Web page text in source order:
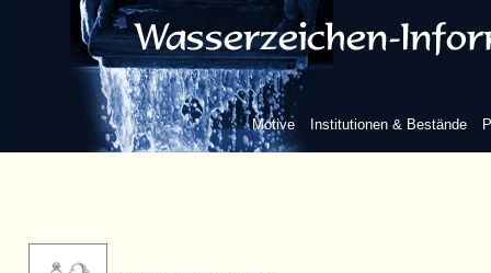
Motive Institutionen & Bestände